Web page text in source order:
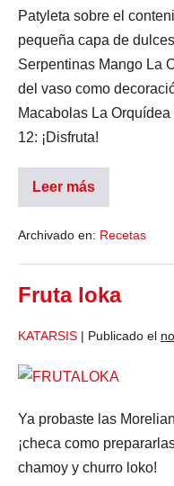
Patyleta sobre el
pequeña capa de
Serpentinas Mango La
del vaso como
Macabolas La
12: ¡Disfruta!
Leer más
Archivado en: Recetas
Fruta loka
KATARSIS | Publicado el
Ya probaste las
¡checa como
chamoy y churro loko!